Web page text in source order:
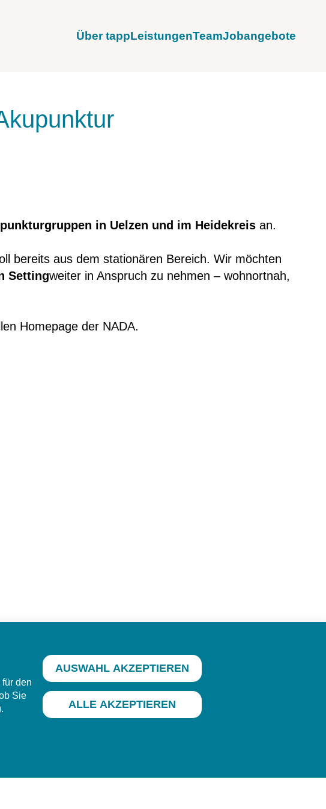
den
Sie
AUSWAHL AKZEPTIEREN
ALLE AKZEPTIEREN
Über tappLeistungenTeamJobangebote
in Uelzen und im Heidekreis an.
bereits aus dem stationären Bereich. Wir möchten
Settingweiter in Anspruch zu nehmen – wohnortnah,
Homepage der NADA.